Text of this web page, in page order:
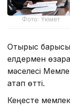
Фото: Үкімет
Отырыс
елдермен
мәселесі
атап өтті.
Кеңесте